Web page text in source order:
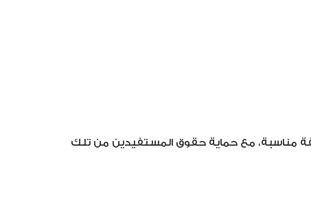
مناسبة، مع حماية حقوق المستفيدين من تلك